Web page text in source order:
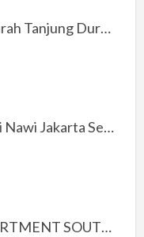
Kos wanita murah Tanjung Duren Jakarta Barat
Kost MRT Haji Nawi Jakarta Selatan
SERVICE APARTMENT SOUTH RESIDENCE